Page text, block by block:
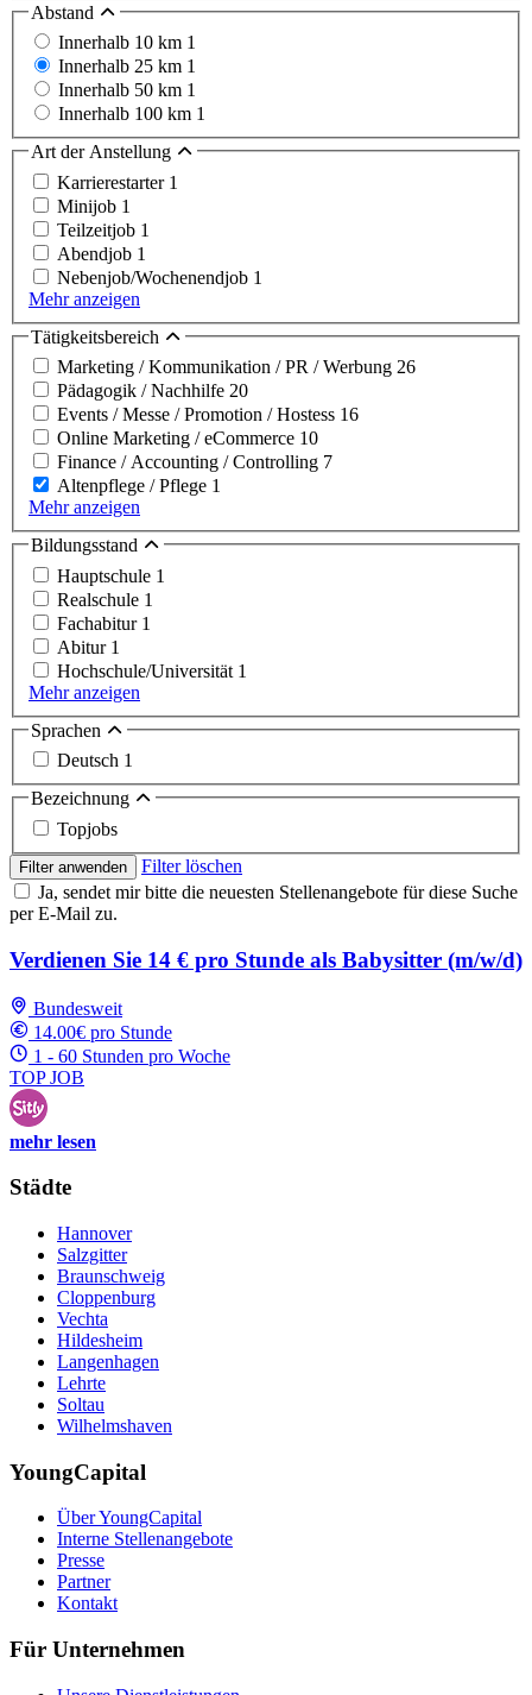
Abstand
Innerhalb 10 km 1
Innerhalb 25 km 1
Innerhalb 50 km 1
Innerhalb 100 km 1
Art der Anstellung
Karrierestarter 1
Minijob 1
Teilzeitjob 1
Abendjob 1
Nebenjob/Wochenendjob 1
Mehr anzeigen
Tätigkeitsbereich
Marketing / Kommunikation / PR / Werbung 26
Pädagogik / Nachhilfe 20
Events / Messe / Promotion / Hostess 16
Online Marketing / eCommerce 10
Finance / Accounting / Controlling 7
Altenpflege / Pflege 1
Mehr anzeigen
Bildungsstand
Hauptschule 1
Realschule 1
Fachabitur 1
Abitur 1
Hochschule/Universität 1
Mehr anzeigen
Sprachen
Deutsch 1
Bezeichnung
Topjobs
Filter anwenden
Filter löschen
Ja, sendet mir bitte die neuesten Stellenangebote für diese Suche
per E-Mail zu.
Verdienen Sie 14 € pro Stunde als Babysitter (m/w/d)
Bundesweit
14.00€ pro Stunde
1 - 60 Stunden pro Woche
TOP JOB
mehr lesen
Städte
Hannover
Salzgitter
Braunschweig
Cloppenburg
Vechta
Hildesheim
Langenhagen
Lehrte
Soltau
Wilhelmshaven
YoungCapital
Über YoungCapital
Interne Stellenangebote
Presse
Partner
Kontakt
Für Unternehmen